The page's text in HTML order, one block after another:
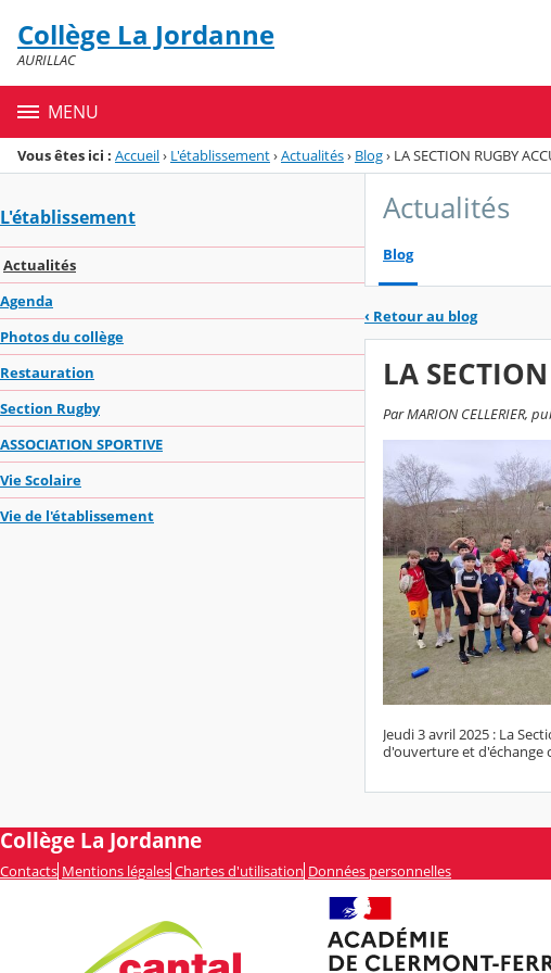
Menu de la rubrique
Contenu
Collège La Jordanne
AURILLAC
MENU
Vous êtes ici : Accueil› L'établissement›Actualités› Blog› LA SECTION RUGBY
L'établissement
Actualités
Agenda
Photos du collège
Restauration
Section Rugby
ASSOCIATION SPORTIVE
Vie Scolaire
Vie de l'établissement
Actualités
Blog
‹ Retour au blog
LA
Par MARION CELLERIER,
Jeudi 3 avril 2025 : La
d'ouverture et d'échange
Collège La Jordanne
Contacts Mentions légales Chartes d'utilisation Données personnelles